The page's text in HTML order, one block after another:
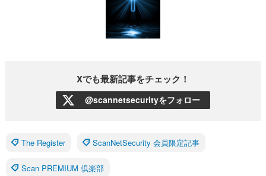
Xでも最新記事をチェック！
@scannetsecurityをフォロー
The Register ScanNetSecurity 会員限定記事
Scan PREMIUM 倶楽部